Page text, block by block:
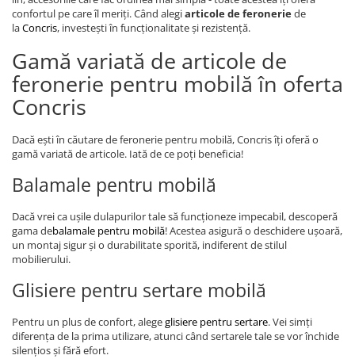
confortul pe care îl meriți. Când alegiarticole de feroneriede
laConcris, investești în funcționalitate și rezistență.
Gamă variată de articole de
feronerie pentru mobilă în oferta
Concris
Dacă ești în căutare de feronerie pentru mobilă, Concris îți oferă o
gamă variată de articole. Iată de ce poți beneficia!
Balamale pentru mobilă
Dacă vrei ca ușile dulapurilor tale să funcționeze impecabil, descoperă
gama debalamale pentru mobilă! Acestea asigură o deschidere ușoară,
un montaj sigur și o durabilitate sporită, indiferent de stilul
mobilierului.
Glisiere pentru sertare mobilă
Pentru un plus de confort, alegeglisiere pentru sertare. Vei simți
diferența de la prima utilizare, atunci când sertarele tale se vor închide
silențios și fără efort.